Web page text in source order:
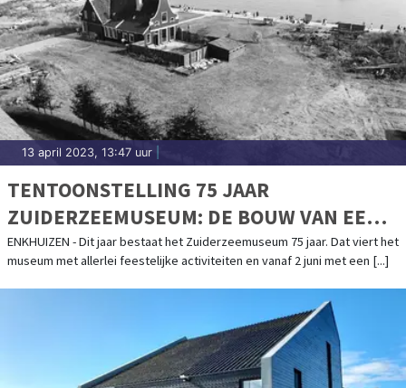
13 april 2023, 13:47 uur
TENTOONSTELLING 75 JAAR
ZUIDERZEEMUSEUM: DE BOUW VAN EEN
BUITENGEWOON BIJZONDER
MUSEUMDORP
ENKHUIZEN - Dit jaar bestaat het Zuiderzeemuseum 75 jaar. Dat viert het
museum met allerlei feestelijke activiteiten en vanaf 2 juni met een [...]